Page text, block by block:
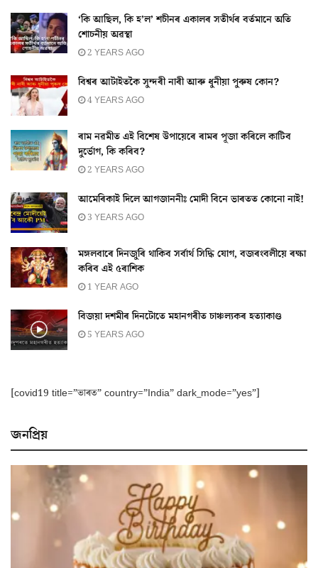
‘কি আছিল, কি হ’ল’ শচীনৰ একালৰ সতীৰ্থৰ বৰ্তমানে অতি
শোচনীয় অৱস্থা
2 YEARS AGO
বিশ্বৰ আটাইতকৈ সুন্দৰী নাৰী আৰু ধুনীয়া পুৰুষ কোন?
4 YEARS AGO
ৰাম নৱমীত এই বিশেষ উপায়েৰে ৰামৰ পূজা কৰিলে কাটিব
দুৰ্ভোগ, কি কৰিব?
2 YEARS AGO
আমেৰিকাই দিলে আগজাননীঃ মোদী বিনে ভাৰতত কোনো নাই!
3 YEARS AGO
মঙ্গলবাৰে দিনজুৰি থাকিব সৰ্বাৰ্থ সিদ্ধি যোগ, বজৰংবলীয়ে ৰক্ষা
কৰিব এই ৫ৰাশিক
1 YEAR AGO
বিজয়া দশমীৰ দিনটোতে মহানগৰীত চাঞ্চল্যকৰ হত্যাকাণ্ড
5 YEARS AGO
[covid19 title=”ভাৰত” country=”India” dark_mode=”yes”]
জনপ্ৰিয়